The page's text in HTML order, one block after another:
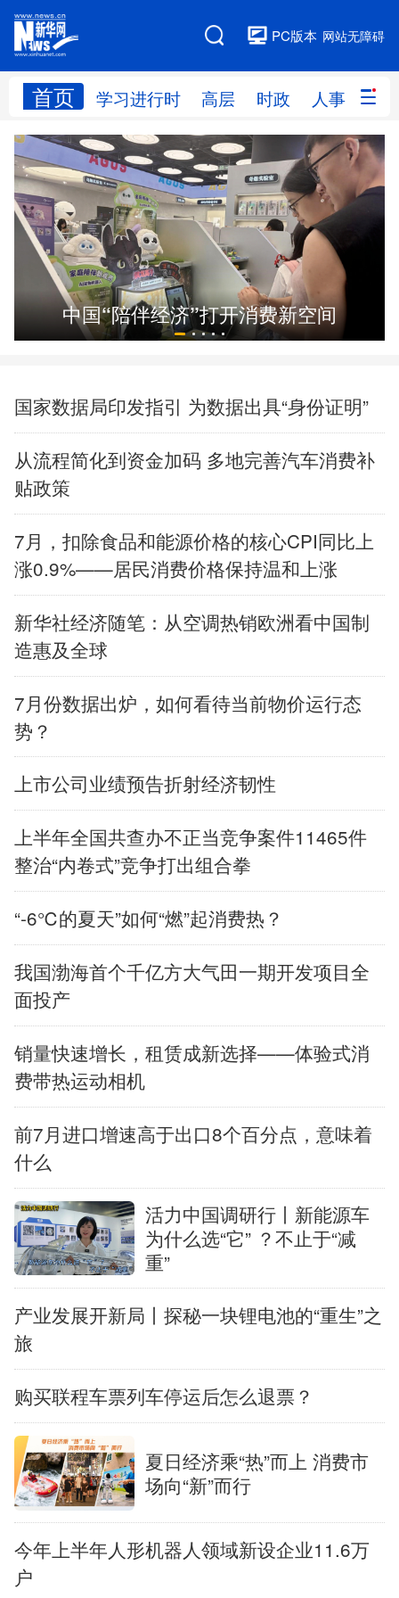
网站无障碍
PC版本
首页 学习进行时 高层 时政 人事 国
网站地图
学习进行时 高层 时政 人事
国际 财经 网评 港澳
台湾 思客智库 全球连线 教育
科技 科创 量子 体育
文化 书画 健康 军事
中央文件 金融 汽车 食品
人居
乡村振兴 溯源中国 城市 旅游
能源 会展 彩票 娱乐
时尚 悦读 公益 一带一路
地方频道
北京 天津 河北
辽宁 吉林 上海 江苏
浙江 安徽 福建
山东 河南 湖北
广东 广西 海南 重庆
陕西 甘肃 青海 宁夏
新疆 内蒙古 黑龙江
多语种频道
English Español Français عربى
Русский язык
Deutsch Português
中国“陪伴经济”打开消费新空间
国家数据局印发指引 为数据出具“身份证明”
从流程简化到资金加码 多地完善汽车消费补
贴政策
7月，扣除食品和能源价格的核心CPI同比上
涨0.9%——居民消费价格保持温和上涨
新华社经济随笔：从空调热销欧洲看中国制
造惠及全球
7月份数据出炉，如何看待当前物价运行态
势？
上市公司业绩预告折射经济韧性
上半年全国共查办不正当竞争案件11465件
整治“内卷式”竞争打出组合拳
“-6℃的夏天”如何“燃”起消费热？
我国渤海首个千亿方大气田一期开发项目全
面投产
销量快速增长，租赁成新选择——体验式消
费带热运动相机
前7月进口增速高于出口8个百分点，意味着
什么
活力中国调研行丨新能源车
为什么选“它” ？不止于“减
重”
产业发展开新局丨探秘一块锂电池的“重生”之
旅
购买联程车票列车停运后怎么退票？
夏日经济乘“热”而上 消费市
场向“新”而行
今年上半年人形机器人领域新设企业11.6万
户